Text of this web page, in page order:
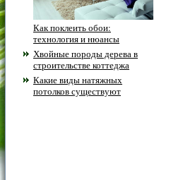
Как поклеить обои:
технология и нюансы
Хвойные породы дерева в
строительстве коттеджа
Какие виды натяжных
потолков существуют